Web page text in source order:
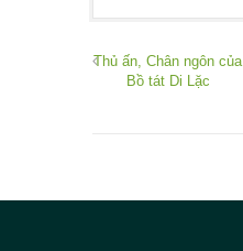
Thủ ấn, Chân ngôn của
Bồ tát Di Lặc